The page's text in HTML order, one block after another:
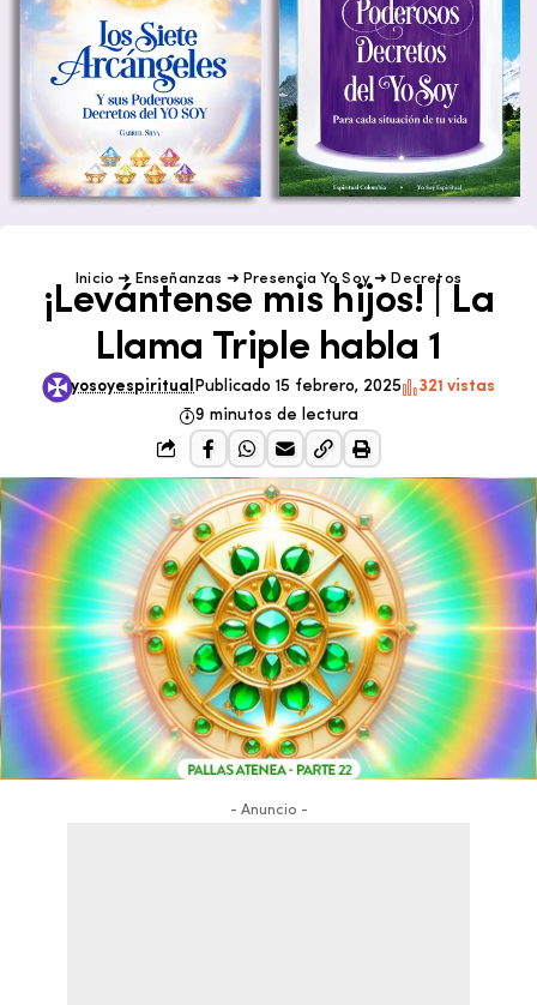
Inicio ➜ Enseñanzas ➜ Presencia Yo Soy➜ Decretos
¡Levántense mis hijos! | La
Llama Triple habla 1
yosoyespiritual Publicado 15 febrero, 2025
321 vistas
9 minutos de lectura
- Anuncio -